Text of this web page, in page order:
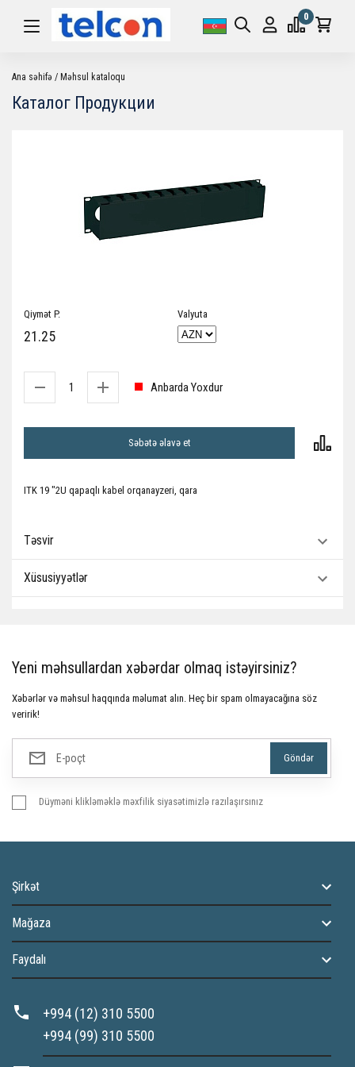
0
Ana səhifə Məhsul kataloqu
Каталог Продукции
Qiymət P.
21.25
Valyuta
Anbarda Yoxdur
Səbətə əlavə et
ITK 19 "2U qapaqlı kabel orqanayzeri, qara
Təsvir
Xüsusiyyətlər
Yeni məhsullardan xəbərdar olmaq istəyirsiniz?
Xəbərlər və məhsul haqqında məlumat alın. Heç bir spam olmayacağına söz
veririk!
Düyməni klikləməklə məxfilik siyasətimizlə razılaşırsınız
Şirkət
Mağaza
Faydalı
+994 (12) 310 5500
+994 (99) 310 5500